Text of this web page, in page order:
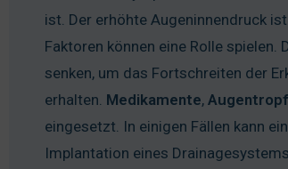
ist. Der erhöhte Augeninnendruck
Faktoren können eine Rolle spielen.
senken, um das Fortschreiten der
erhalten. Medikamente,
eingesetzt. In einigen Fällen kann
Implantation eines